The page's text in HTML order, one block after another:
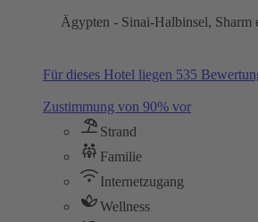
Ägypten - Sinai-Halbinsel, Sharm
Für dieses Hotel liegen 535
Zustimmung von 90% vor
Strand
Familie
Internetzugang
Wellness